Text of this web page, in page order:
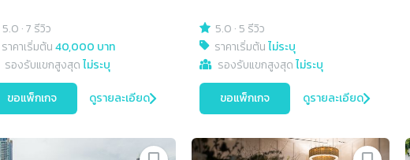
5.0 ·7 รีวิว
ราคาเริ่มต้น40,000 บาท
รองรับแขกสูงสุดไม่ระบุ
ขอแพ็กเกจ ดูรายละเอียด
5.0 · 5 รีวิว
ราคาเริ่มต้นไม่ระบุ
รองรับแขกสูงสุดไม่ระบุ
ขอแพ็กเกจ ดูรายละเอียด